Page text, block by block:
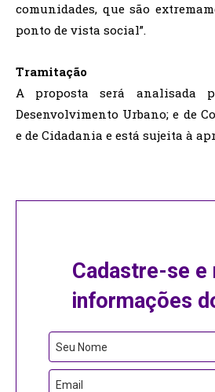
comunidades, que são
ponto de vista social”.
Tramitação
A proposta será analisada
Desenvolvimento Urbano; e de
e de Cidadania e está sujeita à
Cadastre-se e
informações
Business
Email
Seu Nome
Email